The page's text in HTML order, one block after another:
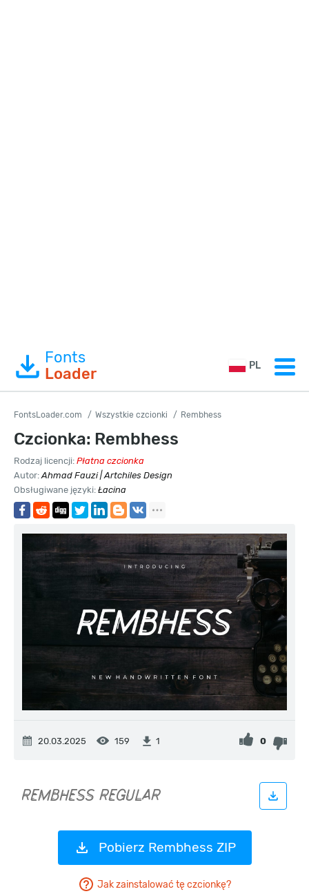
Fonts
Loader
PL
FontsLoader.com Wszystkie czcionki Rembhess
Czcionka: Rembhess
Rodzaj licencji: Płatna czcionka
Autor:Ahmad Fauzi | Artchiles Design
Obsługiwane języki: Łacina
20.03.2025 159 1 0
Pobierz Rembhess ZIP
Jak zainstalować tę czcionkę?